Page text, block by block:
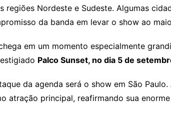
regiões Nordeste e Sudeste. Algumas
da banda em levar o show ao
em um momento especialmente
Palco Sunset, no dia 5 de
da agenda será o show em São
atração principal, reafirmando sua